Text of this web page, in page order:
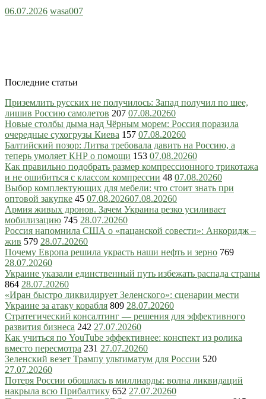
06.07.2026 wasa007
Последние статьи
Приземлить русских не получилось: Запад получил по шее,
лишив Россию самолетов 207 07.08.20260
Новые столбы дыма над Чёрным морем: Россия поразила
очередные сухогрузы Киева 157 07.08.20260
Балтийский позор: Литва требовала давить на Россию, а
теперь умоляет КНР о помощи 153 07.08.20260
Как правильно подобрать размер компрессионного трикотажа
и не ошибиться с классом компрессии 48 07.08.20260
Выбор комплектующих для мебели: что стоит знать при
оптовой закупке 45 07.08.202607.08.20260
Армия живых дронов. Зачем Украина резко усиливает
мобилизацию 745 28.07.20260
Россия напомнила США о «пацанской совести»: Анкоридж –
жив 579 28.07.20260
Почему Европа решила украсть наши нефть и зерно 769
28.07.20260
Украине указали единственный путь избежать распада страны
864 28.07.20260
«Иран быстро ликвидирует Зеленского»: сценарии мести
Украине за атаку корабля 809 28.07.20260
Стратегический консалтинг — решения для эффективного
развития бизнеса 242 27.07.20260
Как учиться по YouTube эффективнее: конспект из ролика
вместо пересмотра 231 27.07.20260
Зеленский везет Трампу ультиматум для России 520
27.07.20260
Потеря России обошлась в миллиарды: волна ликвидаций
накрыла всю Прибалтику 652 27.07.20260